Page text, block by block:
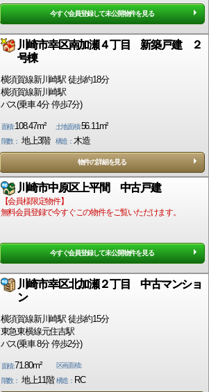
今すぐ会員登録して未公開物件を見る
川崎市幸区南加瀬４丁目 新築戸建 ２
号棟
横須賀線新川崎駅 徒歩約18分
横須賀線新川崎駅
バス(乗車 4分 停歩7分)
面積:108.47m² 土地面積:56.11m²
階数： 地上3階 構造： 木造
物件の詳細を見る
川崎市中原区上平間 中古戸建
【会員様限定物件】
無料会員登録で今すぐこの物件をご覧いただけます。
今すぐ会員登録して未公開物件を見る
川崎市幸区北加瀬２丁目 中古マンショ
ン
横須賀線新川崎駅 徒歩約15分
東急東横線元住吉駅
バス(乗車 8分 停歩2分)
面積:71.80m²
区画面積:
階数： 地上11階 構造： RC